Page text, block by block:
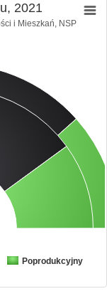
2021
i Mieszkań, NSP
Poprodukcyjny